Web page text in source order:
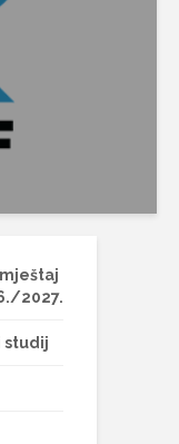
2027.
studij